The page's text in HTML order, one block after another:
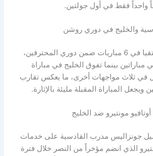
واحداً فقط في أول جولتين.
والخليج في دوري روشن
سبق للفريقين أن التقيا في 6 مباريات ضمن دوري المحترفين،
بينما تفوق الخليج في مباراة
في ثلاث مواجهات أخرى، ما يعكس تقارب
ويجعل المباراة المقبلة مليئة بالإثارة.
مونتيرو ضد الخليج
جونزاليس مدرب القادسية على خدمات
الذي انضم مؤخراً من النصر خلال فترة